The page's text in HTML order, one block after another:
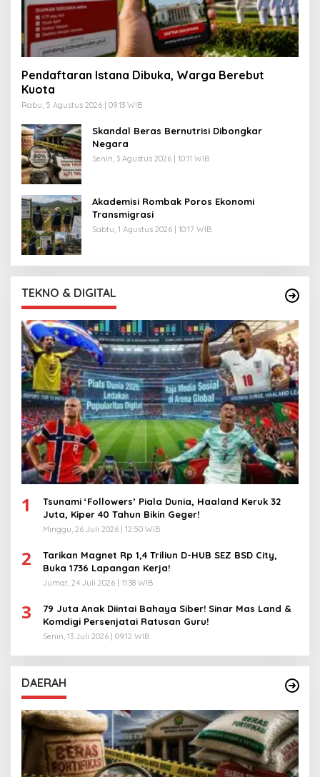
Pendaftaran Istana Dibuka, Warga Berebut
Kuota
Rabu, 5 Agustus 2026 | 09:13 WIB
Skandal Beras Bernutrisi Dibongkar
Negara
Senin, 3 Agustus 2026 | 10:11 WIB
Akademisi Rombak Poros Ekonomi
Transmigrasi
Sabtu, 1 Agustus 2026 | 10:17 WIB
TEKNO & DIGITAL
1
Tsunami ‘Followers’ Piala Dunia, Haaland Keruk 32
Juta, Kiper 40 Tahun Bikin Geger!
Minggu, 26 Juli 2026 | 12:50 WIB
2
Tarikan Magnet Rp 1,4 Triliun D-HUB SEZ BSD City,
Buka 1736 Lapangan Kerja!
Jumat, 24 Juli 2026 | 11:38 WIB
3
79 Juta Anak Diintai Bahaya Siber! Sinar Mas Land &
Komdigi Persenjatai Ratusan Guru!
Senin, 13 Juli 2026 | 09:12 WIB
DAERAH